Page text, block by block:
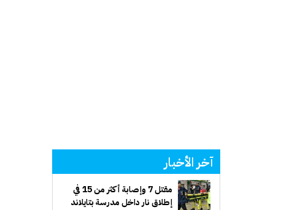
آخر الأخبار
مقتل 7 وإصابة أكثر من 15 في
إطلاق نار داخل مدرسة بتايلاند